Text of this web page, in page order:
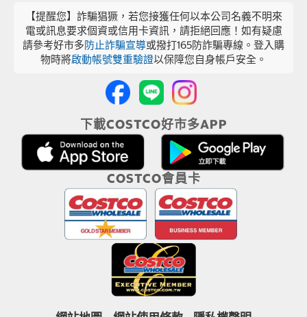
【提醒您】詐騙猖獗，若您接獲任何以本公司名義不明來
電或訊息要求個資或信用卡資訊，請拒絕回應！如有疑慮
請參考好市多防止詐騙宣導或撥打165防詐騙專線。登入購
物時將啟動帳號雙重驗證以保障您自身帳戶安全。
下載COSTCO好市多APP
COSTCO會員卡